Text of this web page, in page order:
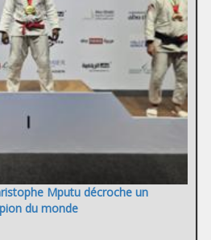
Mputu décroche un
du monde